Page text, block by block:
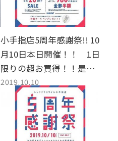
小手指店5周年感謝祭!! 10
月10日本日開催！！ 1日
限りの超お買得！！是非
お越しください！！
2019.10.10